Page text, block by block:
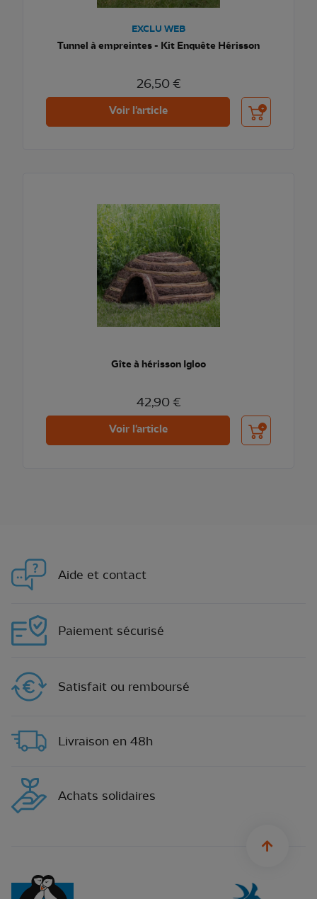
EXCLU WEB
Tunnel à empreintes - Kit Enquête Hérisson
26,50 €
Voir l'article Ajouter au
Gîte à hérisson Igloo
42,90 €
Voir l'article Ajouter au
Aide et contact
Paiement sécurisé
Satisfait ou remboursé
Livraison en 48h
Achats solidaires